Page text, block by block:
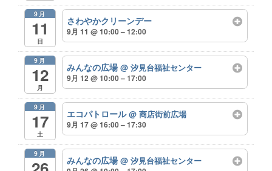
9月
11
日
さわやかクリーンデー
9月 11 @ 10:00 – 12:00
9月
12
月
みんなの広場@ 汐見台福祉センター
9月 12 @ 10:00 – 17:00
9月
17
土
エコパトロール@ 商店街前広場
9月 17 @ 16:00 – 17:30
9月
みんなの広場@ 汐見台福祉センター